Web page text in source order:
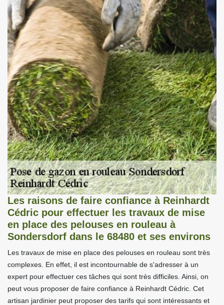
Les raisons de faire confiance à Reinhardt
Cédric pour effectuer les travaux de mise
en place des pelouses en rouleau à
Sondersdorf dans le 68480 et ses environs
Les travaux de mise en place des pelouses en rouleau sont très
complexes. En effet, il est incontournable de s'adresser à un
expert pour effectuer ces tâches qui sont très difficiles. Ainsi, on
peut vous proposer de faire confiance à Reinhardt Cédric. Cet
artisan jardinier peut proposer des tarifs qui sont intéressants et